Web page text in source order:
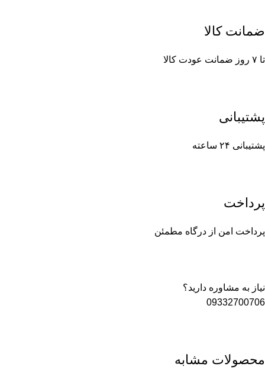
ضمانت کالا
تا ۷ روز ضمانت عودت کالا
پشتیبانی
پشتیبانی ۲۴ ساعته
پرداخت
پرداخت امن از درگاه مطمئن
نیاز به مشاوره دارید؟
09332700706
محصولات مشابه